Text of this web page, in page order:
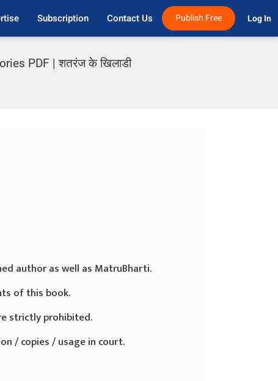
Subscription Contact Us Publish Free Log In
PDF | शतरंज के खिलाडी
author as well as MatruBharti.
of this book.
strictly prohibited.
/ copies / usage in court.